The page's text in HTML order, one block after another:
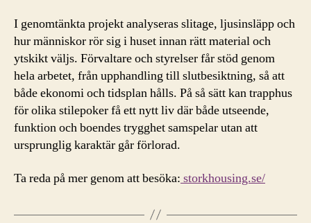
I genomtänkta projekt analyseras slitage, ljusinsläpp och
hur människor rör sig i huset innan rätt material och
ytskikt väljs. Förvaltare och styrelser får stöd genom
hela arbetet, från upphandling till slutbesiktning, så att
både ekonomi och tidsplan hålls. På så sätt kan trapphus
för olika stilepoker få ett nytt liv där både utseende,
funktion och boendes trygghet samspelar utan att
ursprunglig karaktär går förlorad.
Ta reda på mer genom att besöka: storkhousing.se/